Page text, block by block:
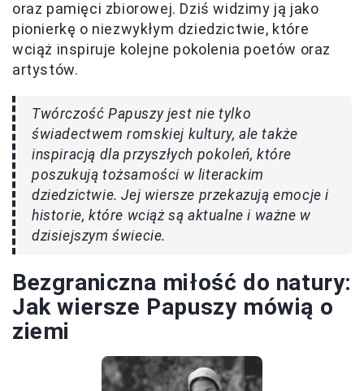
oraz pamięci zbiorowej. Dziś widzimy ją jako
pionierkę o niezwykłym dziedzictwie, które
wciąż inspiruje kolejne pokolenia poetów oraz
artystów.
Twórczość Papuszy jest nie tylko
świadectwem romskiej kultury, ale także
inspiracją dla przyszłych pokoleń, które
poszukują tożsamości w literackim
dziedzictwie. Jej wiersze przekazują emocje i
historie, które wciąż są aktualne i ważne w
dzisiejszym świecie.
Bezgraniczna miłość do natury:
Jak wiersze Papuszy mówią o
ziemi